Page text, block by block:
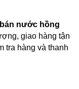
nước hồng
giao hàng tận
tra hàng và thanh